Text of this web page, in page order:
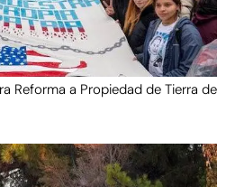
Reforma a Propiedad de Tierra de